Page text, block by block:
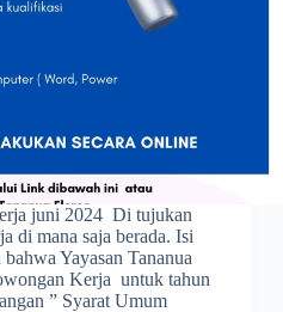
juni 2024 Di tujukan
di mana saja berada. Isi
Yayasan Tananua
Kerja untuk tahun
” Syarat Umum